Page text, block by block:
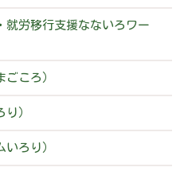
就労移行支援なないろワー
ころ）
）
ろり）